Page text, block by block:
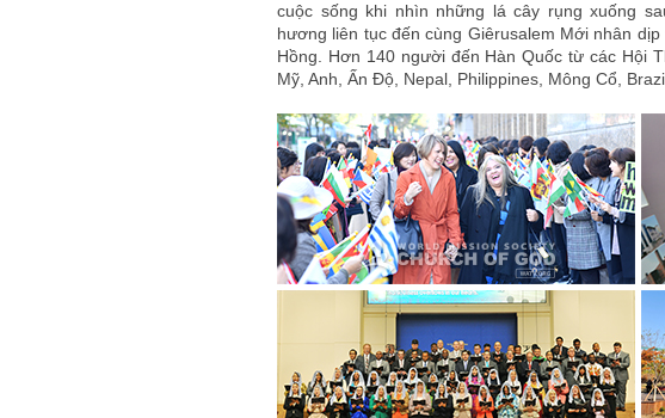
cuộc sống khi nhìn những lá cây rụng xuống
hương liên tục đến cùng Giêrusalem Mới nhân
Hồng. Hơn 140 người đến Hàn Quốc từ các Hội
Mỹ, Anh, Ấn Độ, Nepal, Philippines, Mông Cổ,